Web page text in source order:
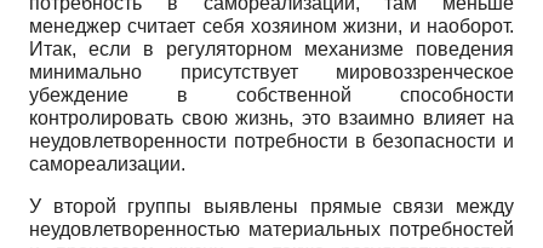
менеджер считает себя хозяином жизни, и наоборот.
Итак, если в регуляторном механизме поведения
минимально присутствует мировоззренческое
убеждение в собственной способности
контролировать свою жизнь, это взаимно влияет на
неудовлетворенности потребности в безопасности и
самореализации.
У второй группы выявлены прямые связи между
неудовлетворенностью материальных потребностей